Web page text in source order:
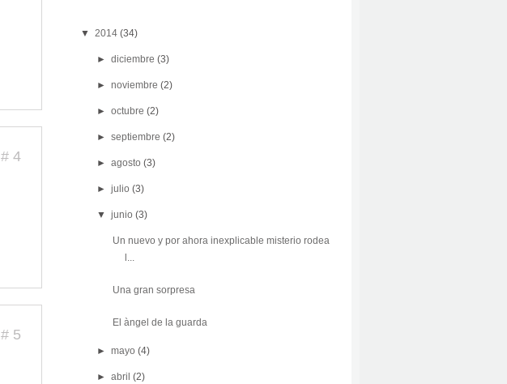
# 4
# 5
▼ 2014 (34)
► diciembre (3)
► noviembre (2)
► octubre (2)
► septiembre (2)
► agosto (3)
► julio (3)
▼ junio (3)
Un nuevo y por ahora inexplicable misterio rodea
l...
Una gran sorpresa
El àngel de la guarda
► mayo (4)
► abril (2)